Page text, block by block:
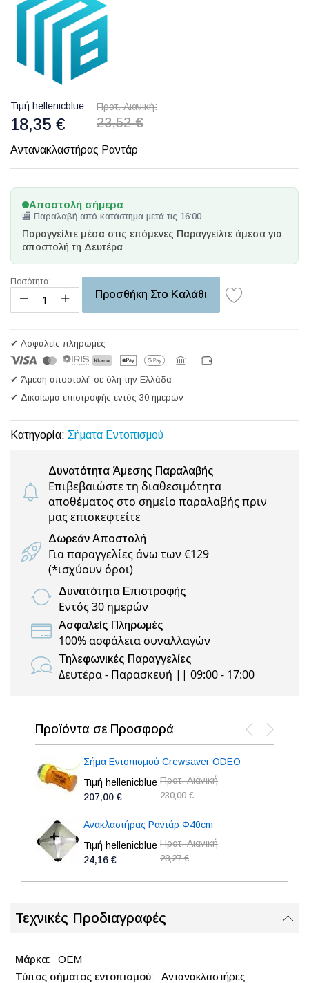
Τιμή hellenicblue
18,35 €
Προτ. Λιανική
23,52 €
Αντανακλαστήρας Ραντάρ
Αποστολή σήμερα
🏬 Παραλαβή από κατάστημα μετά τις 16:00
Παραγγείλτε μέσα στις επόμενες Παραγγείλτε άμεσα για
αποστολή τη Δευτέρα
Ποσότητα:
Προσθήκη Στο Καλάθι
✔ Ασφαλείς πληρωμές
✔ Άμεση αποστολή σε όλη την Ελλάδα
✔ Δικαίωμα επιστροφής εντός 30 ημερών
Κατηγορία: Σήματα Εντοπισμού
Δυνατότητα Άμεσης Παραλαβής
Επιβεβαιώστε τη διαθεσιμότητα
αποθέματος στο σημείο παραλαβής πριν
μας επισκεφτείτε
Δωρεάν Αποστολή
Για παραγγελίες άνω των €129
(*ισχύουν όροι)
Δυνατότητα Επιστροφής
Εντός 30 ημερών
Ασφαλείς Πληρωμές
100% ασφάλεια συναλλαγών
Τηλεφωνικές Παραγγελίες
Δευτέρα - Παρασκευή || 09:00 - 17:00
Προϊόντα σε Προσφορά
Σήμα Εντοπισμού Crewsaver ODEO
Τιμή hellenicblue
207,00 €
Προτ. Λιανική
230,00 €
Ανακλαστήρας Ραντάρ Φ40cm
Τιμή hellenicblue
24,16 €
Προτ. Λιανική
28,27 €
Τεχνικές Προδιαγραφές
OEM
Αντανακλαστήρες